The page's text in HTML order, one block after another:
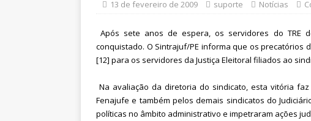
[ 6 de agosto de 2026 ]
Dia 13 tem
13 de fevereiro de 2009 suporte Notícias
Após sete anos de espera, os servidores do TRE
conquistado. O Sintrajuf/PE informa que os
[12] para os servidores da Justiça Eleitoral filiados ao
Na avaliação da diretoria do sindicato, esta vitória
Fenajufe e também pelos demais sindicatos do
políticas no âmbito administrativo e impetraram ações